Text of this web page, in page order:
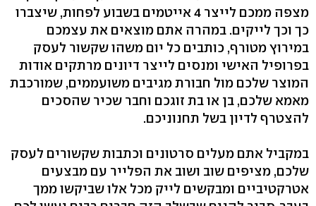
מצפה ממכם לייצר 4 אייטמים בשבוע לפחות, שיצברו
כך וכך לייקים. במהרה אתם מוצאים את עצמכם
במירוץ מטורף, כותבים כל יום משהו שקשור לעסק
בפרופיל האישי ומנסים לייצר דיונים מרתקים אודות
המוצר שלכם מול חבורת מגיבים משועממים, שמורכבת
מאמא שלכם, בן או בת זוגכם וחבר שכיר שהסכים
להצטרף לדיון בשל תחנוניכם.
במקביל אתם מעלים סרטונים וכתבות שקשורים לעסק
שלכם, מציפים שוב ושוב את הפלייר עם מבצעים
אטרקטיביים ומבקשים לייק מכל אלו שביקשו ממך